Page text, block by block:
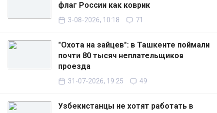
флаг России как коврик
3-08-2026, 10:18 71
"Охота на зайцев": в Ташкенте поймали
почти 80 тысяч неплательщиков
проезда
31-07-2026, 19:25 49
Узбекистанцы не хотят работать в